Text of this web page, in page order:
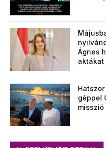
Ágnes
aktákat
géppel